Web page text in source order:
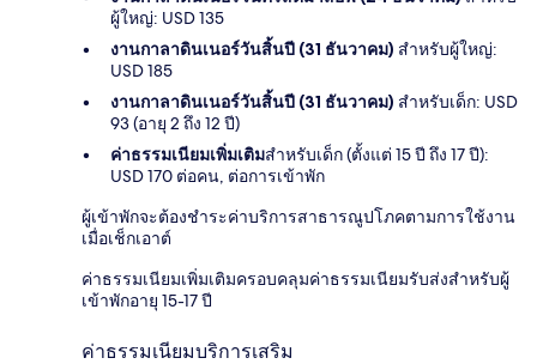
ผู้ใหญ่: USD 135
งานกาลาดินเนอร์วันสิ้นปี (31 ธันวาคม) สำหรับผู้ใหญ่:
USD 185
งานกาลาดินเนอร์วันสิ้นปี (31 ธันวาคม) สำหรับเด็ก: USD
93 (อายุ 2 ถึง 12 ปี)
ค่าธรรมเนียมเพิ่มเติมสำหรับเด็ก (ตั้งแต่ 15 ปี ถึง 17 ปี):
USD 170 ต่อคน, ต่อการเข้าพัก
ผู้เข้าพักจะต้องชำระค่าบริการสาธารณูปโภคตามการใช้งาน
เมื่อเช็กเอาต์
ค่าธรรมเนียมเพิ่มเติมครอบคลุมค่าธรรมเนียมรับส่งสำหรับผู้
เข้าพักอายุ 15-17 ปี
ค่าธรรมเนียมบริการเสริม